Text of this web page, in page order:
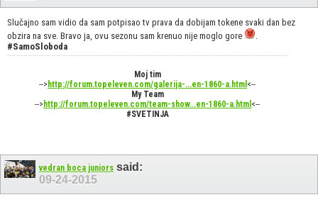
Slučajno sam vidio da sam potpisao tv prava da dobijam tokene svaki dan bez
obzira na sve. Bravo ja, ovu sezonu sam krenuo nije moglo gore
#SamoSloboda
Moj tim
--> http://forum.topeleven.com/galerija-...en-1860-a.html <--
My Team
--> http://forum.topeleven.com/team-show...en-1860-a.html <--
#SVETINJA
vedran boca juniors said:
09-24-2015